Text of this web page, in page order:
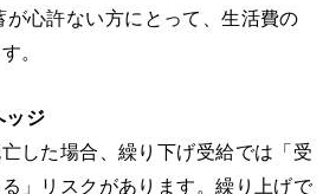
が心許ない方にとって、生活費の
。
ッジ
した場合、繰り下げ受給では「受
」リスクがあります。繰り上げで